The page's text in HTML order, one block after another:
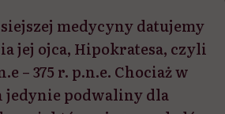
medycyny datujemy
jej ojca, Hipokratesa, czyli
– 375 r. p.n.e. Chociaż w
jedynie podwaliny dla